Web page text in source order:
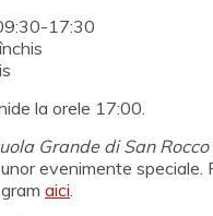
17:30
la orele 17:00.
Grande di San Rocco
evenimente speciale.
aici.